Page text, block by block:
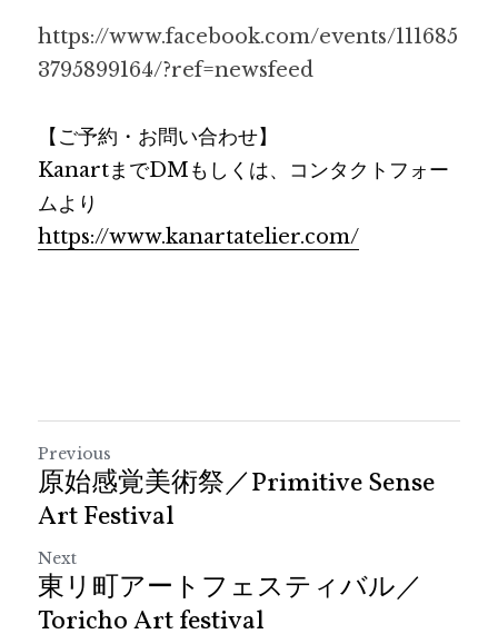
https://www.facebook.com/events/111685
3795899164/?ref=newsfeed
【ご予約・お問い合わせ】
KanartまでDMもしくは、コンタクトフォー
ムより
https://www.kanartatelier.com/
Previous
原始感覚美術祭／Primitive Sense
Art Festival
Next
東リ町アートフェスティバル／
Toricho Art festival